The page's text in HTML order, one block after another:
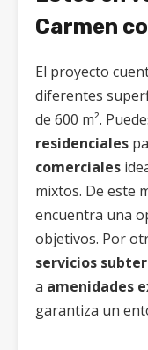
Carmen
El proyecto
diferentes
de 600 m².
residenciales
comerciales
mixtos. De este
encuentra una
objetivos. Por
servicios
a amenidades
garantiza un